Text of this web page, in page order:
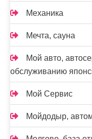
Механика
Мечта, сауна
Мой авто,
обслуживанию
Мой Сервис
Мойдодыр,